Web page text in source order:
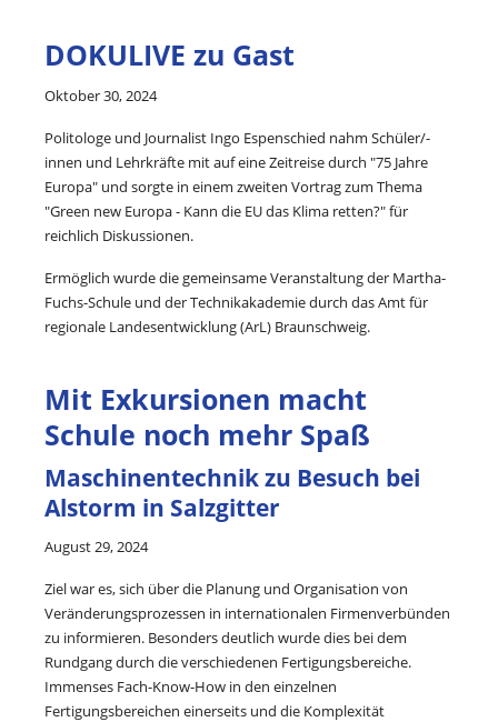
DOKULIVE zu Gast
Oktober 30, 2024
Politologe und Journalist Ingo Espenschied nahm Schüler/-
innen und Lehrkräfte mit auf eine Zeitreise durch "75 Jahre
Europa" und sorgte in einem zweiten Vortrag zum Thema
"Green new Europa - Kann die EU das Klima retten?" für
reichlich Diskussionen.
Ermöglich wurde die gemeinsame Veranstaltung der Martha-
Fuchs-Schule und der Technikakademie durch das Amt für
regionale Landesentwicklung (ArL) Braunschweig.
Mit Exkursionen macht
Schule noch mehr Spaß
Maschinentechnik zu Besuch bei
Alstorm in Salzgitter
August 29, 2024
Ziel war es, sich über die Planung und Organisation von
Veränderungsprozessen in internationalen Firmenverbünden
zu informieren. Besonders deutlich wurde dies bei dem
Rundgang durch die verschiedenen Fertigungsbereiche.
Immenses Fach-Know-How in den einzelnen
Fertigungsbereichen einerseits und die Komplexität